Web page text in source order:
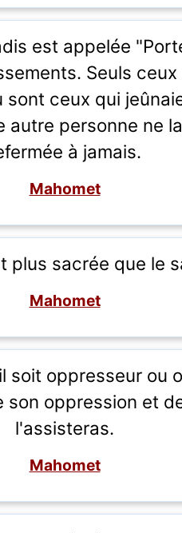
est appelée
Seuls
ceux qui
personne ne
à jamais.
Mahomet
plus sacrée que le
Mahomet
soit oppresseur ou
son oppression et
l'assisteras.
Mahomet